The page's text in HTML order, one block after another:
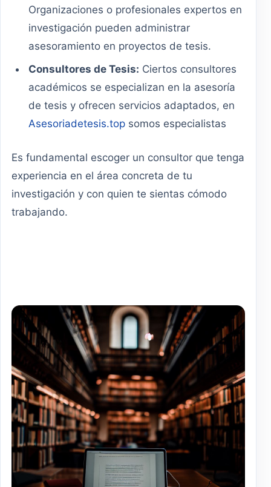
Organizaciones o profesionales expertos en
investigación pueden administrar
asesoramiento en proyectos de tesis.
Consultores de Tesis: Ciertos consultores
académicos se especializan en la asesoría
de tesis y ofrecen servicios adaptados, en
Asesoriadetesis.top somos especialistas
Es fundamental escoger un consultor que tenga
experiencia en el área concreta de tu
investigación y con quien te sientas cómodo
trabajando.